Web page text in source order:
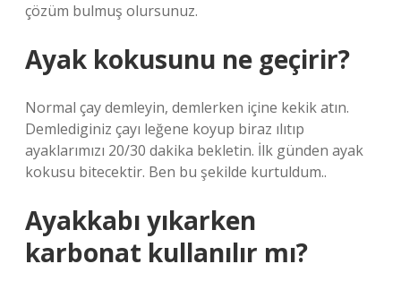
çözüm bulmuş olursunuz.
Ayak kokusunu ne geçirir?
Normal çay demleyin, demlerken içine kekik atın.
Demlediginiz çayı leğene koyup biraz ılıtıp
ayaklarımızı 20/30 dakika bekletin. İlk günden ayak
kokusu bitecektir. Ben bu şekilde kurtuldum..
Ayakkabı yıkarken
karbonat kullanılır mı?